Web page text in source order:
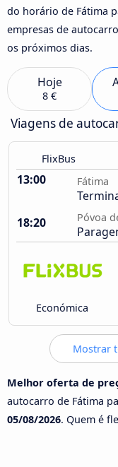
do horário de Fátima
empresas de
os próximos dias.
Hoje
8 €
Viagens de
FlixBus
13:00 Fátima
18:20
Póvoa
Económica
Mostrar
Melhor oferta de
autocarro de Fátima
05/08/2026. Quem é